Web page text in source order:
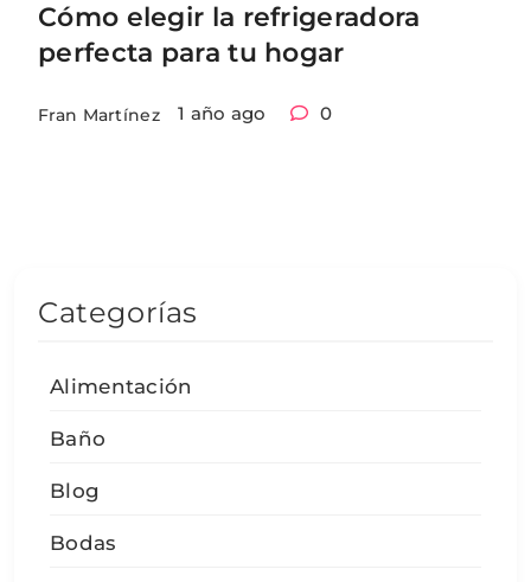
Cómo elegir la refrigeradora
perfecta para tu hogar
Fran Martínez 1 año ago 0
Categorías
Alimentación
Baño
Blog
Bodas